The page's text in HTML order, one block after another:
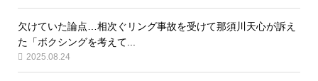
欠けていた論点…相次ぐリング事故を受けて那須川天心が訴え
た「ボクシングを考えて...
2025.08.24